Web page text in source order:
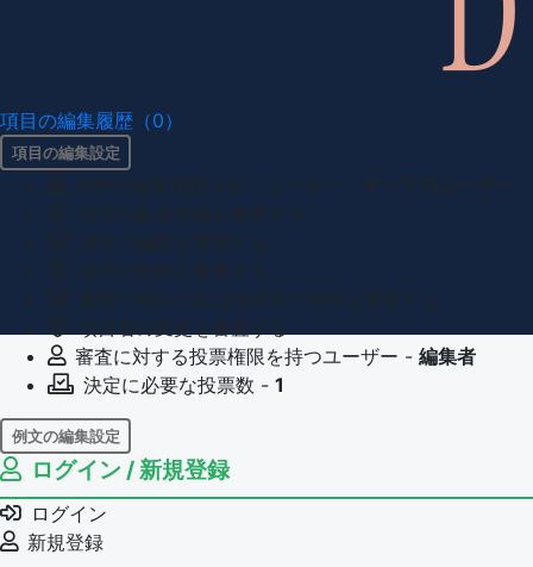
項目の編集履歴（0）
項目の編集設定
審査に対する投票権限を持つユーザー - 編集者
決定に必要な投票数 - 1
例文の編集設定
例文の編集権限を持つユーザー -
例文の削除を審査する
審査に対する投票権限を持つユーザー -
決定に必要な投票数 -
ログイン / 新規登録
ログイン
新規登録